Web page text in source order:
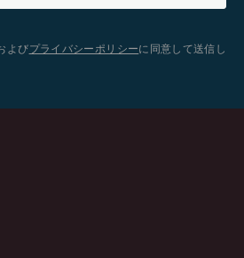
よびプライバシーポリシーに同意して送信し